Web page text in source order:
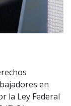
en
la Ley Federal